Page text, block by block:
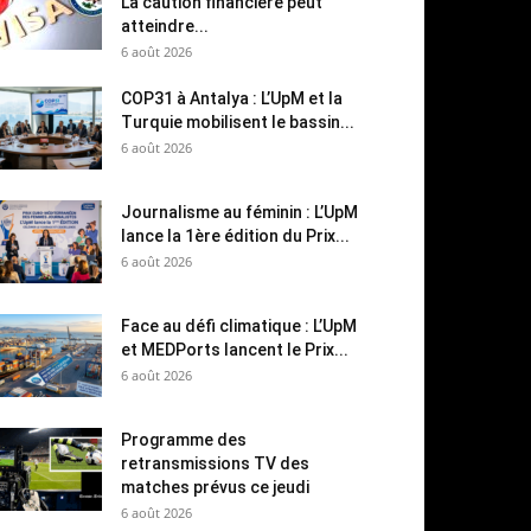
atteindre...
6 août 2026
COP31 à Antalya : L’UpM et la
Turquie mobilisent le bassin...
6 août 2026
Journalisme au féminin : L’UpM
lance la 1ère édition du Prix...
6 août 2026
Face au défi climatique : L’UpM
et MEDPorts lancent le Prix...
6 août 2026
Programme des
retransmissions TV des
matches prévus ce jeudi
6 août 2026